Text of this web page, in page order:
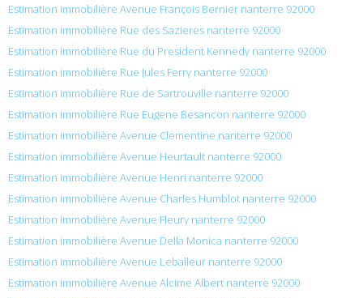
Estimation immobilière Avenue François Bernier nanterre 92000
Estimation immobilière Rue des Sazieres nanterre 92000
Estimation immobilière Rue du President Kennedy nanterre 92000
Estimation immobilière Rue Jules Ferry nanterre 92000
Estimation immobilière Rue de Sartrouville nanterre 92000
Estimation immobilière Rue Eugene Besancon nanterre 92000
Estimation immobilière Avenue Clementine nanterre 92000
Estimation immobilière Avenue Heurtault nanterre 92000
Estimation immobilière Avenue Henri nanterre 92000
Estimation immobilière Avenue Charles Humblot nanterre 92000
Estimation immobilière Avenue Fleury nanterre 92000
Estimation immobilière Avenue Della Monica nanterre 92000
Estimation immobilière Avenue Leballeur nanterre 92000
Estimation immobilière Avenue Alcime Albert nanterre 92000